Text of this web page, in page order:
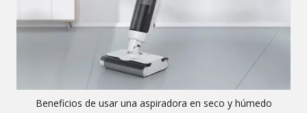
Beneficios de usar una aspiradora en seco y húmedo